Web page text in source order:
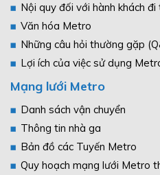
Nội quy đối với hành khách đi
Văn hóa Metro
Những câu hỏi thường gặp
Lợi ích của việc sử dụng
Mạng lưới Metro
Danh sách vận chuyển
Thông tin nhà ga
Bản đồ các Tuyến Metro
Quy hoạch mạng lưới Metro